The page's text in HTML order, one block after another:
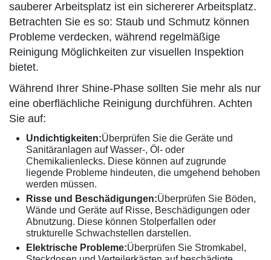
sauberer Arbeitsplatz ist ein sichererer Arbeitsplatz.
Betrachten Sie es so: Staub und Schmutz können
Probleme verdecken, während regelmäßige
Reinigung Möglichkeiten zur visuellen Inspektion
bietet.
Während Ihrer Shine-Phase sollten Sie mehr als nur
eine oberflächliche Reinigung durchführen. Achten
Sie auf:
Undichtigkeiten:Überprüfen Sie die Geräte und
Sanitäranlagen auf Wasser-, Öl- oder
Chemikalienlecks. Diese können auf zugrunde
liegende Probleme hindeuten, die umgehend behoben
werden müssen.
Risse und Beschädigungen:Überprüfen Sie Böden,
Wände und Geräte auf Risse, Beschädigungen oder
Abnutzung. Diese können Stolperfallen oder
strukturelle Schwachstellen darstellen.
Elektrische Probleme:Überprüfen Sie Stromkabel,